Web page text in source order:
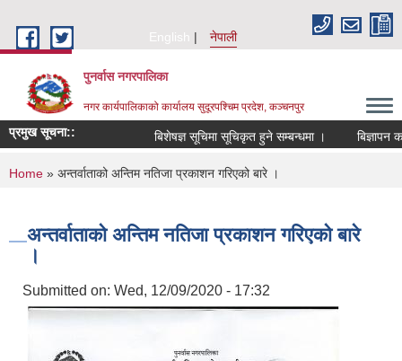
English
नेपाली
पुनर्वास नगरपालिका
नगर कार्यपालिकाको कार्यालय सुदूरपश्चिम प्रदेश, कञ्चनपुर
प्रमुख सूचना:: बिशेषज्ञ सूचिमा सूचिकृत हुने सम्बन्धमा । बिज्ञापन
You are here
Home » अन्तर्वाताको अन्तिम नतिजा प्रकाशन गरिएको बारे ।
अन्तर्वाताको अन्तिम नतिजा प्रकाशन गरिएको बारे
।
Submitted on: Wed, 12/09/2020 - 17:32